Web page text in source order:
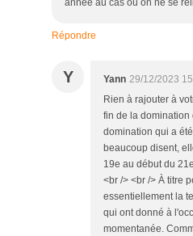
année au cas où on ne se
Répondre
Y Yann 29/12/2023
Rien à rajouter à
fin de la domination
domination qui a
beaucoup disent,
19e au début du
<br /> <br /> À titre
essentiellement la
qui ont donné à
momentanée.